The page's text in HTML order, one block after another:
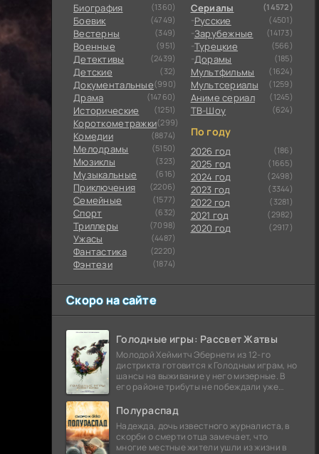
Биография (1360)
Боевик (4749)
Вестерны (349)
Военные (951)
Детективы (2439)
Детские (32)
Документальные(990)
Драма (14760)
Исторические (1251)
Короткометражки(299)
Комедии (8874)
Мелодрамы (5150)
Мюзиклы (323)
Музыкальные (616)
Приключения (2206)
Семейные (1577)
Cпорт (632)
Триллеры (7098)
Ужасы (4487)
Фантастика (2220)
Фэнтези (1874)
Сериалы (14572)
Русские (4501)
Зарубежные (14173)
Турецкие (566)
Дорамы (185)
Мультфильмы (1624)
Мультсериалы (1259)
Аниме сериал (1245)
ТВ-Шоу (624)
По году
2026 год (186)
2025 год (1665)
2024 год (2498)
2023 год (3344)
2022 год (3281)
2021 год (2982)
2020 год (2917)
Скоро на сайте
Голодные игры: Рассвет Жатвы
Молодой Хеймитч Эбернети из 12-го
дистрикта готовится к Голодным играм, но
шансы на выживание у него мизерные. В
его районе трибуты не побеждали уже
безнадежности.
Полураспад
Надежда, дочь известного журналиста, в
скорби о смерти отца замечает, что
многие местные жители ушли из жизни в